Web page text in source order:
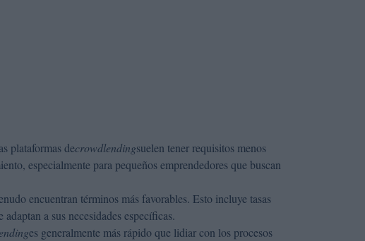
plataformas decrowdlendingsuelen tener requisitos menos
especialmente para pequeños emprendedores que buscan
encuentran términos más favorables. Esto incluye tasas
a sus necesidades específicas.
es generalmente más rápido que lidiar con los procesos